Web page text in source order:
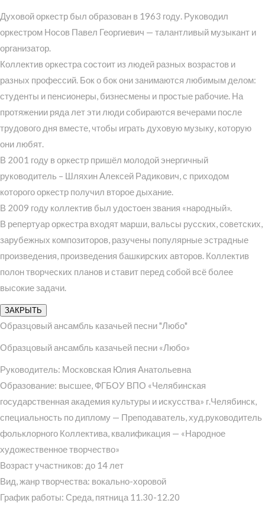
Духовой оркестр был образован в 1963 году. Руководил
оркестром Носов Павел Георгиевич — талантливый музыкант и
организатор.
Коллектив оркестра состоит из людей разных возрастов и
разных профессий. Бок о бок они занимаются любимым делом:
студенты и пенсионеры, бизнесмены и простые рабочие. На
протяжении ряда лет эти люди собираются вечерами после
трудового дня вместе, чтобы играть духовую музыку, которую
они любят.
В 2001 году в оркестр пришёл молодой энергичный
руководитель – Шляхин Алексей Радикович, с приходом
которого оркестр получил второе дыхание.
В 2009 году коллектив был удостоен звания «народный».
В репертуар оркестра входят марши, вальсы русских, советских,
зарубежных композиторов, разучены популярные эстрадные
произведения, произведения башкирских авторов. Коллектив
полон творческих планов и ставит перед собой всё более
высокие задачи.
ЗАКРЫТЬ
Образцовый ансамбль казачьей песни "Любо"
Образцовый ансамбль казачьей песни «Любо»
Руководитель: Московская Юлия Анатольевна
Образование: высшее, ФГБОУ ВПО «Челябинская
государственная академия культуры и искусства» г.Челябинск,
специальность по диплому — Преподаватель, худ.руководитель
фольклорного Коллектива, квалификация — «Народное
художественное творчество»
Возраст участников: до 14 лет
Вид, жанр творчества: вокально-хоровой
График работы: Среда, пятница 11.30-12.20